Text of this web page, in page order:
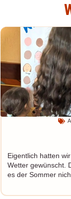
Eigentlich hatten
Wetter gewünscht.
es der Sommer